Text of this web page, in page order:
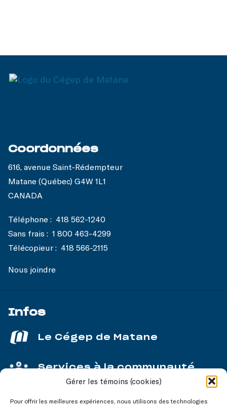
Gérer les témoins (cookies)
Pour offrir les meilleures expériences, nous utilisons des technologies
Coordonnées
616, avenue Saint-Rédempteur
Matane (Québec) G4W 1L1
CANADA
Téléphone : 418 562-1240
Sans frais : 1 800 463-4299
Télécopieur : 418 566-2115
Nous joindre
Infos
Le Cégep de Matane
Services à la communauté
Service aux entreprises